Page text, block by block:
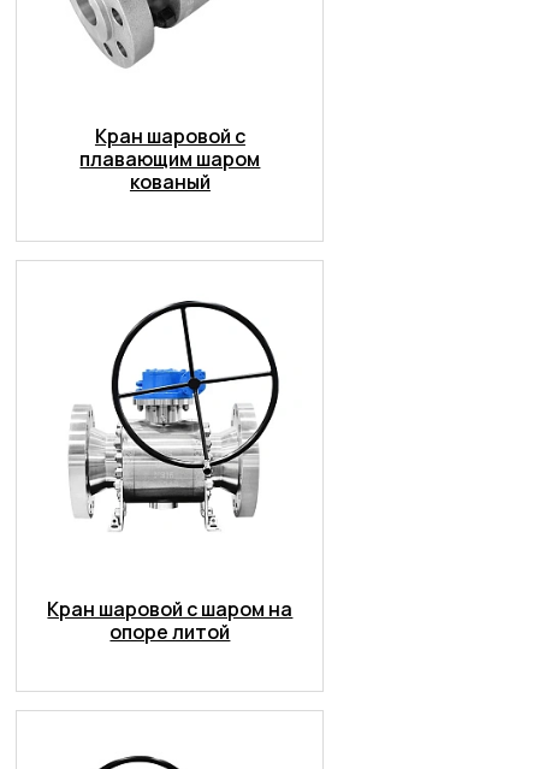
Кран шаровой с
плавающим шаром
кованый
Кран шаровой с шаром на
опоре литой